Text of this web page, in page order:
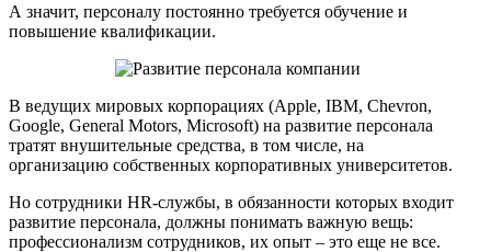
А значит, персоналу постоянно требуется обучение и
повышение квалификации.
В ведущих мировых корпорациях (Apple, IBM, Chevron,
Google, General Motors, Microsoft) на развитие персонала
тратят внушительные средства, в том числе, на
организацию собственных корпоративных университетов.
Но сотрудники HR-службы, в обязанности которых входит
развитие персонала, должны понимать важную вещь:
профессионализм сотрудников, их опыт – это еще не все.